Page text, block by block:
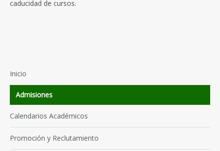
caducidad de cursos.
Inicio
Admisiones
Calendarios Académicos
Promoción y Reclutamiento